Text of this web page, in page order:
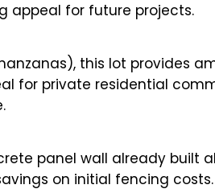
appeal for future projects.
this lot provides
for private residential
panel wall already built
on initial fencing costs.